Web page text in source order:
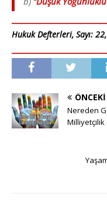
Hukuk Defterleri, Sayı:
ÖNCEKI
Nereden
Milliyetçilik